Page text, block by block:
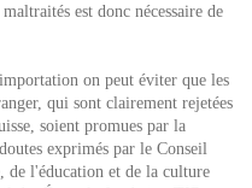
est donc nécessaire de
on peut éviter que les
qui sont clairement rejetées
soient promues par la
exprimés par le Conseil
de l'éducation et de la culture